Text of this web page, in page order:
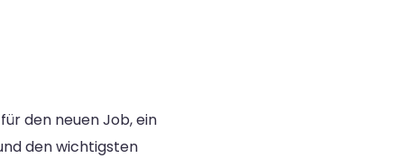
den neuen Job, ein
den wichtigsten